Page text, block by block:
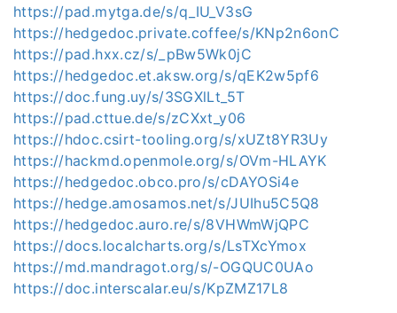
https://pad.mytga.de/s/q_IU_V3sG
https://hedgedoc.private.coffee/s/KNp2n6onC
https://pad.hxx.cz/s/_pBw5Wk0jC
https://hedgedoc.et.aksw.org/s/qEK2w5pf6
https://doc.fung.uy/s/3SGXlLt_5T
https://pad.cttue.de/s/zCXxt_y06
https://hdoc.csirt-tooling.org/s/xUZt8YR3Uy
https://hackmd.openmole.org/s/OVm-HLAYK
https://hedgedoc.obco.pro/s/cDAYOSi4e
https://hedge.amosamos.net/s/JUIhu5C5Q8
https://hedgedoc.auro.re/s/8VHWmWjQPC
https://docs.localcharts.org/s/LsTXcYmox
https://md.mandragot.org/s/-OGQUC0UAo
https://doc.interscalar.eu/s/KpZMZ17L8